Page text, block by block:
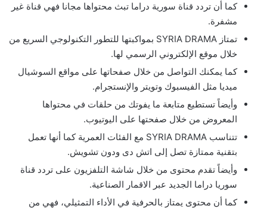
كما أن تردد قناة سورية دراما تبث محتواها مجانا فهي قناة غير
مشفرة.
تمتاز SYRIA DRAMA بمواكبتها للتطور التكنولوجي السريع من
خلال موقع الإلكتروني الرسمي لها.
كما يمكنك التواصل من خلال صفحاتها على مواقع السوشيال
ميديا مثل الفيسبوك وتويتر والإنستجرام.
وأيضاً تستطيع متابعة ما يفوتك من حلقات في محتواها
المعروض من خلال صفحتها على اليوتيوب.
تتناسب SYRIA DRAMA مع الفئات العمرية كما أنها تعمل
بتقنية ممتازة تصل إلى اتش دى ودون تشويش.
وأيضاً تقدم محتوى من خلال شاشة التلفزيون على تردد قناة
سوريا دراما الجديد عبر الاقمار الصناعية.
كما أن محتوى يمتاز بالحرفية في الأداء التمثيلي، فهي من